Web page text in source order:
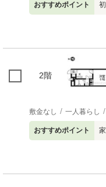
おすすめポイント
2階
敷金なし 一人暮らし
おすすめポイント